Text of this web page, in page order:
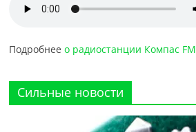
Подробнеео радиостанции Компас FM
Сильные новости